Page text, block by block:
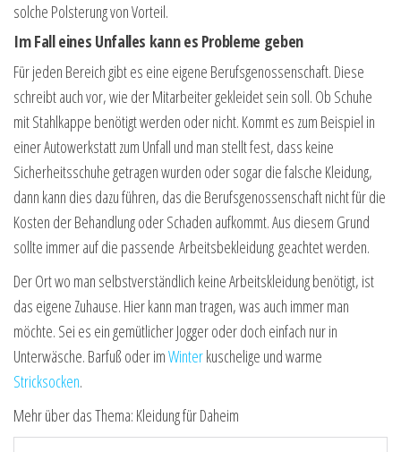
solche Polsterung von Vorteil.
Im Fall eines Unfalles kann es Probleme geben
Für jeden Bereich gibt es eine eigene Berufsgenossenschaft. Diese
schreibt auch vor, wie der Mitarbeiter gekleidet sein soll. Ob Schuhe
mit Stahlkappe benötigt werden oder nicht. Kommt es zum Beispiel in
einer Autowerkstatt zum Unfall und man stellt fest, dass keine
Sicherheitsschuhe getragen wurden oder sogar die falsche Kleidung,
dann kann dies dazu führen, das die Berufsgenossenschaft nicht für die
Kosten der Behandlung oder Schaden aufkommt. Aus diesem Grund
sollte immer auf die passende Arbeitsbekleidung geachtet werden.
Der Ort wo man selbstverständlich keine Arbeitskleidung benötigt, ist
das eigene Zuhause. Hier kann man tragen, was auch immer man
möchte. Sei es ein gemütlicher Jogger oder doch einfach nur in
Unterwäsche. Barfuß oder imWinterkuschelige und warme
Stricksocken.
Mehr über das Thema: Kleidung für Daheim